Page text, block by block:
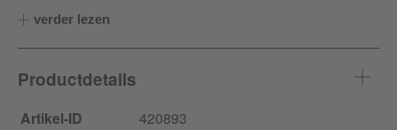
verder lezen
Productdetails
Artikel-ID
420893